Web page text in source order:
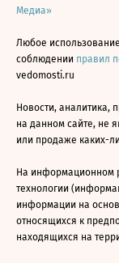
Медиа»
Любое
соблюдении правил
vedomosti.ru
Новости, аналитика,
на данном сайте, не
или продаже каких-
На информационном
технологии
информации на
относящихся к
находящихся на